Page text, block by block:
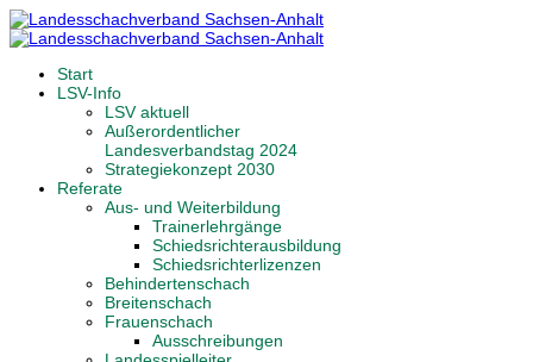
Start
LSV-Info
LSV aktuell
Außerordentlicher
Landesverbandstag 2024
Strategiekonzept 2030
Referate
Aus- und Weiterbildung
Trainerlehrgänge
Schiedsrichterausbildung
Schiedsrichterlizenzen
Behindertenschach
Breitenschach
Frauenschach
Ausschreibungen